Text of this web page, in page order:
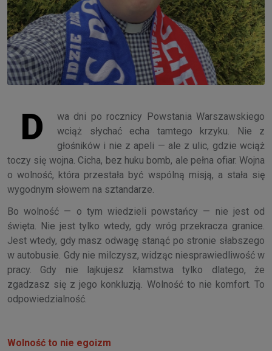
D
wa dni po rocznicy Powstania Warszawskiego
wciąż słychać echa tamtego krzyku. Nie z
głośników i nie z apeli — ale z ulic, gdzie wciąż
toczy się wojna. Cicha, bez huku bomb, ale pełna ofiar. Wojna
o wolność, która przestała być wspólną misją, a stała się
wygodnym słowem na sztandarze.
Bo wolność — o tym wiedzieli powstańcy — nie jest od
święta. Nie jest tylko wtedy, gdy wróg przekracza granice.
Jest wtedy, gdy masz odwagę stanąć po stronie słabszego
w autobusie. Gdy nie milczysz, widząc niesprawiedliwość w
pracy. Gdy nie lajkujesz kłamstwa tylko dlatego, że
zgadzasz się z jego konkluzją. Wolność to nie komfort. To
odpowiedzialność.
Wolność to nie egoizm